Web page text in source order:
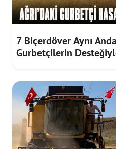
7 Biçerdöver Aynı
Gurbetçilerin